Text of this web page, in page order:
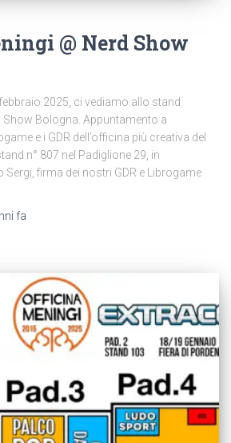
@ Nerd Show
2025, ci vediamo allo stand
Show Bologna. Appuntamento a
e i GDR dell’officina più creativa del
n° 807 nel Padiglione 29, in
firma dei nostri GDR e Librogame
fa